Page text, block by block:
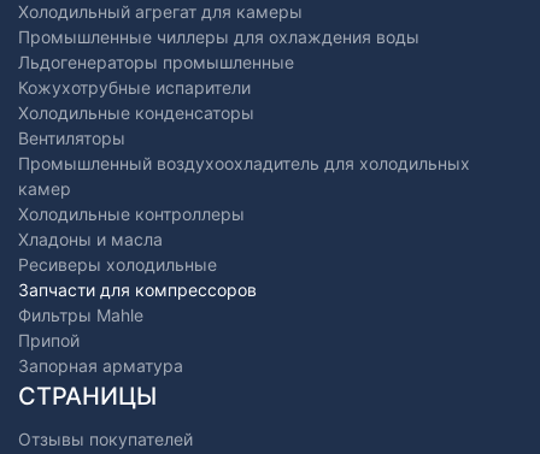
Холодильный агрегат для камеры
Промышленные чиллеры для охлаждения воды
Льдогенераторы промышленные
Кожухотрубные испарители
Холодильные конденсаторы
Вентиляторы
Промышленный воздухоохладитель для холодильных
камер
Холодильные контроллеры
Хладоны и масла
Ресиверы холодильные
Запчасти для компрессоров
Фильтры Mahle
Припой
Запорная арматура
СТРАНИЦЫ
Отзывы покупателей